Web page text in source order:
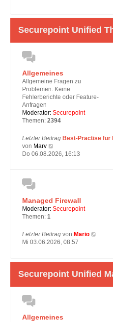
Securepoint Unified
Allgemeines
Allgemeine Fragen zu
Problemen. Keine
Fehlerberichte oder Feature-
Anfragen
Moderator: Securepoint
Themen: 2394
Letzter Beitrag Best-Practise
von Marv
e
e
B
t
r
Do 06.08.2026, 16:13
Managed Firewall
Moderator: Securepoint
Themen: 1
Letzter Beitrag von Mario
t
r
Mi 03.06.2026, 08:57
Securepoint Unified
Allgemeines